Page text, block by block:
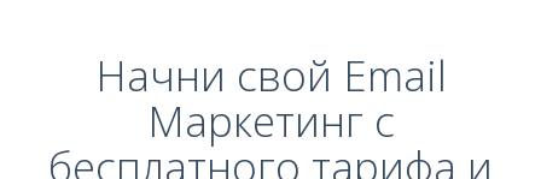
Начни свой Email
Маркетинг с
бесплатного тарифа и